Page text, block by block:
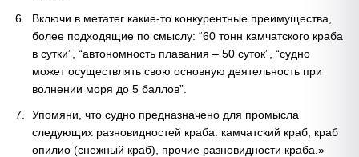
Включи в метатег какие-то конкурентные преимущества,
более подходящие по смыслу: “60 тонн камчатского краба
в сутки”, “автономность плавания – 50 суток”, “судно
может осуществлять свою основную деятельность при
волнении моря до 5 баллов”.
Упомяни, что судно предназначено для промысла
следующих разновидностей краба: камчатский краб, краб
опилио (снежный краб), прочие разновидности краба.»